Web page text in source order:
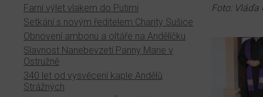
Foto: Vláďa
Farní výlet vlakem do Putimi
Setkání s novým ředitelem Charity Sušice
Obnovení ambonu a oltáře na Andělíčku
Slavnost Nanebevzetí Panny Marie v
Ostružně
340 let od vysvěcení kaple Andělů
Strážných